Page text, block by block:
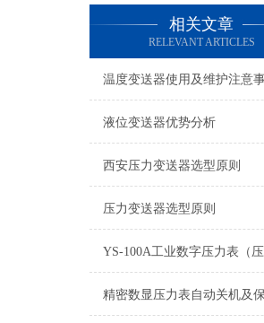
相关文章
RELEVANT ARTICLES
温度变送器使用及维护注意
液位变送器优势分析
西安压力变送器选型原则
压力变送器选型原则